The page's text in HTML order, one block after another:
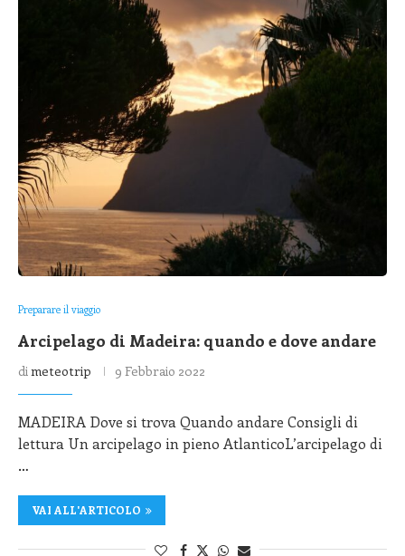
Preparare il viaggio
Arcipelago di Madeira: quando e dove andare
dimeteotrip 9 Febbraio 2022
MADEIRA Dove si trova Quando andare Consigli di
lettura Un arcipelago in pieno AtlanticoL’arcipelago di
…
VAI ALL'ARTICOLO